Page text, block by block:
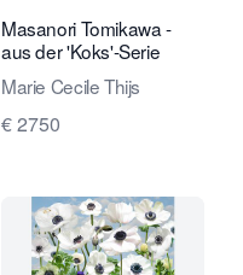
Masanori Tomikawa -
aus der 'Koks'-Serie
Marie Cecile Thijs
€ 2750